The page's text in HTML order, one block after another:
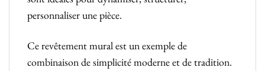
personnaliser une pièce.
Ce revêtement mural est un exemple de
combinaison de simplicité moderne et de tradition.